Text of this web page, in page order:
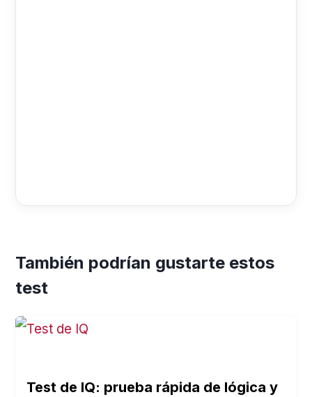
También podrían gustarte estos
test
Test de IQ: prueba rápida de lógica y